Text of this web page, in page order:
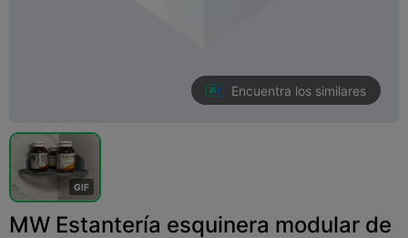
Encuentra los similares
GIF
MW Estantería esquinera modular de